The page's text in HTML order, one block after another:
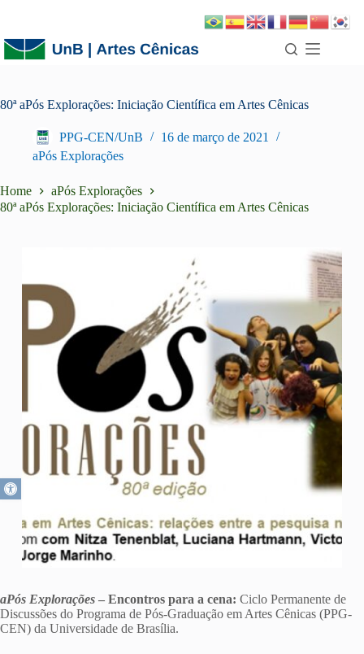
Abrir a barra de ferramentas
80ª aPós Explorações: Iniciação Científica em Artes Cênicas
PPG-CEN/UnB
16 de março de 2021
aPós Explorações
Home
aPós Explorações
80ª aPós Explorações: Iniciação Científica em Artes Cênicas
aPós Explorações – Encontros para a cena: Ciclo Permanente de
Discussões do Programa de Pós-Graduação em Artes Cênicas (PPG-
CEN) da Universidade de Brasília.